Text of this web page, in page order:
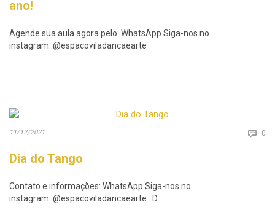
ano!
Agende sua aula agora pelo: WhatsApp Siga-nos no
instagram: @espacoviladancaearte
11/12/2021  0
Dia do Tango
Contato e informações: WhatsApp Siga-nos no
instagram: @espacoviladancaearte D